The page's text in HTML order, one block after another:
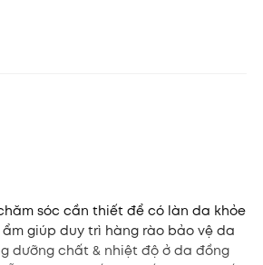
sóc cần thiết để có làn da khỏe
giúp duy trì hàng rào bảo vệ da
dưỡng chất & nhiệt độ ở da đồng